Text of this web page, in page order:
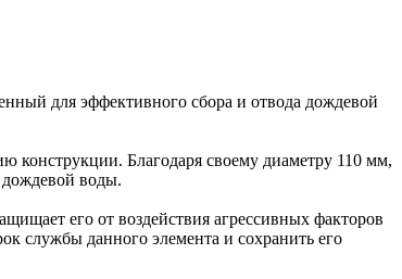
для эффективного сбора и отвода дождевой
конструкции. Благодаря своему диаметру 110 мм,
дождевой воды.
его от воздействия агрессивных факторов
службы данного элемента и сохранить его